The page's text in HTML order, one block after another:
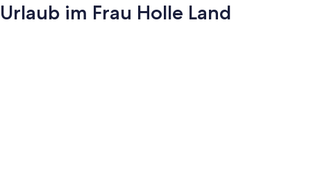
Urlaub im Frau Holle Land